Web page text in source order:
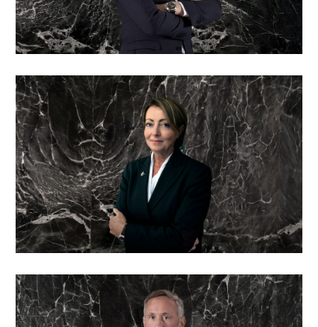
Cristina Bernasconi
Rappresentante e sviluppo commerciale
Giacomo «Jacky» Bernasconi
Co-fondatore e Amministratore delegato